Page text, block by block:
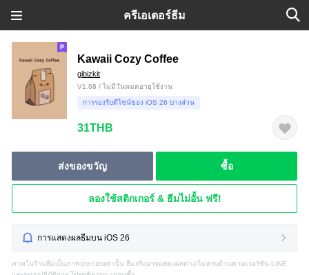
ครีเอเตอร์ธีม
Kawaii Cozy Coffee
gibizkit
V1.68 / ไม่มีวันหมดอายุใช้งาน
การรองรับดีไซน์ของ iOS 26 บางส่วน
31THB
ส่งของขวัญ ซื้อ
ลองใช้สติกเกอร์ & ธีมไม่อั้น ฟรี!
การแสดงผลธีมบน iOS 26
ภาพในร้านธีมเป็นภาพประกอบเท่านั้น ธีมจริงอาจแสดงผลต่าง/ไม่ครบถ้วนตามเวอร์ชัน LINE